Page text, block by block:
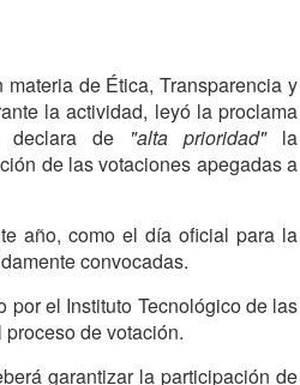
de Ética, Transparencia y
la actividad, leyó la proclama
declara de "alta prioridad"la
de las votaciones apegadas a
año, como el día oficial para la
convocadas.
por el Instituto Tecnológico de las
de votación.
garantizar la participación de